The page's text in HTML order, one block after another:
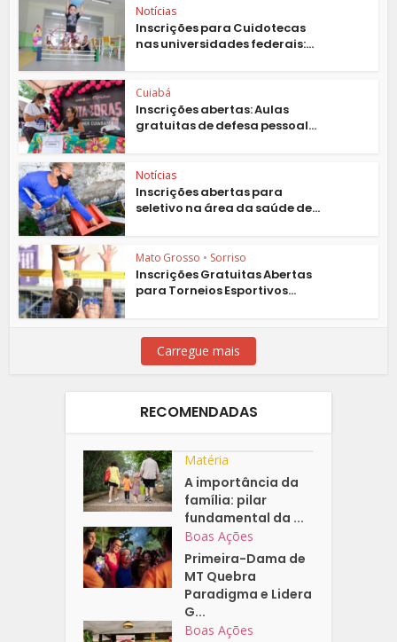
Notícias
Inscrições para Cuidotecas
nas universidades federais:...
Cuiabá
Inscrições abertas: Aulas
gratuitas de defesa pessoal...
Notícias
Inscrições abertas para
seletivo na área da saúde de...
Mato Grosso • Sorriso
Inscrições Gratuitas Abertas
para Torneios Esportivos...
Carregue mais
RECOMENDADAS
Matéria
A importância da
família: pilar
fundamental da ...
Boas Ações
Primeira-Dama de
MT Quebra
Paradigma e Lidera
G...
Boas Ações